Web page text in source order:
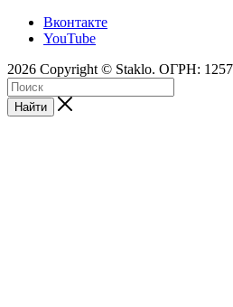
Вконтакте
YouTube
2026 Copyright © Staklo. ОГРН:
Найти